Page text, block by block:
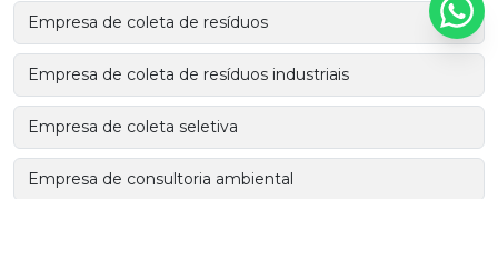
Empresa de coleta de resíduos
Empresa de coleta de resíduos industriais
Empresa de coleta seletiva
Empresa de consultoria ambiental